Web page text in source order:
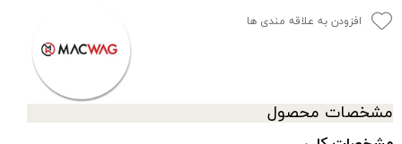
افزودن به علاقه مندی ها
مشخصات محصول